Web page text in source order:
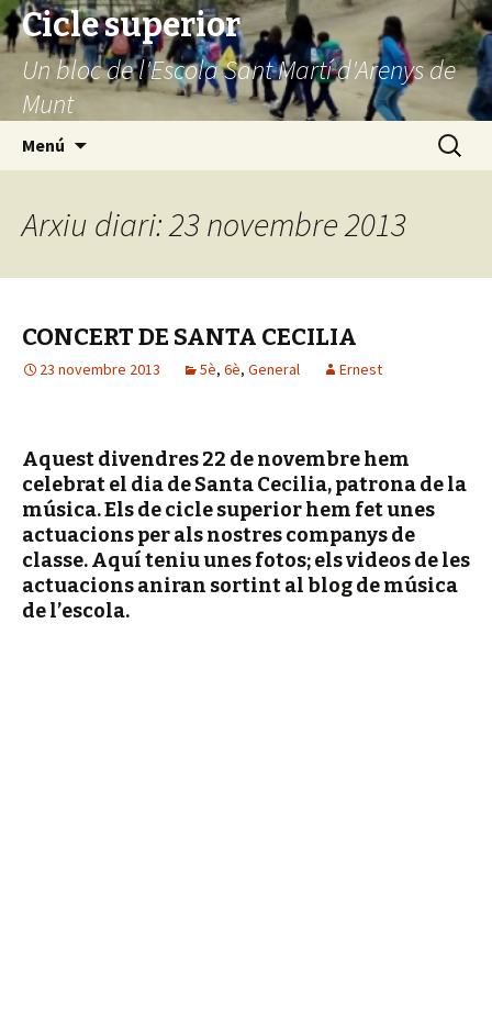
Cicle superior
Un bloc de l'Escola Sant Martí d'Arenys de
Munt
Menú Cerca:
Arxiu diari: 23 novembre 2013
CONCERT DE SANTA CECILIA
23 novembre 2013 5è, 6è, General Ernest
Aquest divendres 22 de novembre hem
celebrat el dia de Santa Cecilia, patrona de la
música. Els de cicle superior hem fet unes
actuacions per als nostres companys de
classe. Aquí teniu unes fotos; els videos de les
actuacions aniran sortint al blog de música
de l’escola.